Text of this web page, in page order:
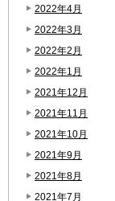
2022年4月
2022年3月
2022年2月
2022年1月
2021年12月
2021年11月
2021年10月
2021年9月
2021年8月
2021年7月